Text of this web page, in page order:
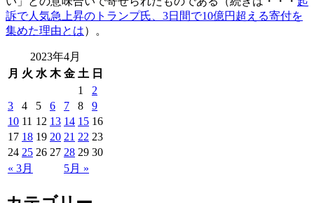
訴で人気急上昇のトランプ氏、3日間で10億円超える寄付を
集めた理由とは）。
2023年4月
月 火 水 木 金 土 日
« 3月 5月 »
1
2
3
4 5 6 7 8
9
10 11 12 13 14 15 16
17 18 19 20 21 22 23
24 25 26 27 28 29 30